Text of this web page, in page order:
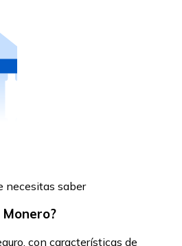
necesitas saber
con características de